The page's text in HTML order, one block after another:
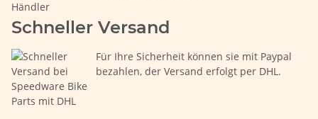
Schneller Versand
Für Ihre Sicherheit können sie mit Paypal
bezahlen, der Versand erfolgt per DHL.